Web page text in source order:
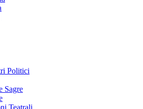
Politici
Sagre
Teatrali